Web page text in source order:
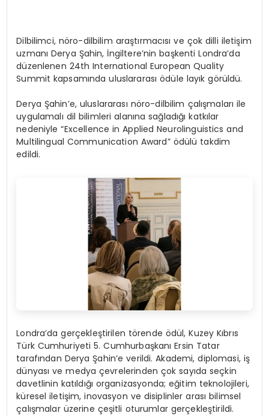
Dilbilimci, nöro-dilbilim araştırmacısı ve çok dilli iletişim
uzmanı Derya Şahin, İngiltere’nin başkenti Londra’da
düzenlenen 24th International European Quality
Summit kapsamında uluslararası ödüle layık görüldü.
Derya Şahin’e, uluslararası nöro-dilbilim çalışmaları ile
uygulamalı dil bilimleri alanına sağladığı katkılar
nedeniyle “Excellence in Applied Neurolinguistics and
Multilingual Communication Award” ödülü takdim
edildi.
Londra’da gerçekleştirilen törende ödül, Kuzey Kıbrıs
Türk Cumhuriyeti 5. Cumhurbaşkanı Ersin Tatar
tarafından Derya Şahin’e verildi. Akademi, diplomasi, iş
dünyası ve medya çevrelerinden çok sayıda seçkin
davetlinin katıldığı organizasyonda; eğitim teknolojileri,
küresel iletişim, inovasyon ve disiplinler arası bilimsel
çalışmalar üzerine çeşitli oturumlar gerçekleştirildi.